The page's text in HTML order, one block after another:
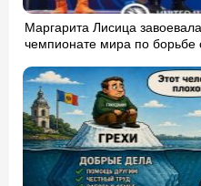
Маргарита Лисица
чемпионате мира по борьбе